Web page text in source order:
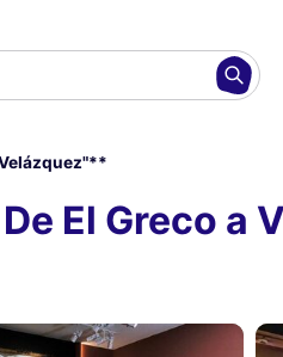
El Greco a